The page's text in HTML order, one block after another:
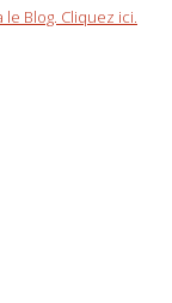
Blog. Cliquez ici.